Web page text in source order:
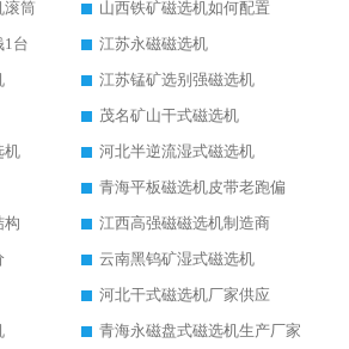
滚筒
山西铁矿磁选机如何配置
1台
江苏永磁磁选机
江苏锰矿选别强磁选机
茂名矿山干式磁选机
机
河北半逆流湿式磁选机
青海平板磁选机皮带老跑偏
构
江西高强磁磁选机制造商
云南黑钨矿湿式磁选机
河北干式磁选机厂家供应
青海永磁盘式磁选机生产厂家